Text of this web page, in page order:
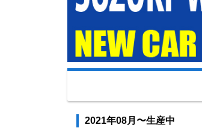
2021年08月〜生産中